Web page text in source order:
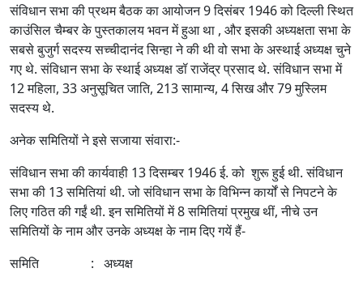
संविधान सभा की प्रथम बैठक का आयोजन 9 दिसंबर 1946 को दिल्ली स्थित
काउंसिल चैम्बर के पुस्तकालय भवन में हुआ था , और इसकी अध्यक्षता सभा के
सबसे बुजुर्ग सदस्य सच्चीदानंद सिन्हा ने की थी वो सभा के अस्थाई अध्यक्ष चुने
गए थे. संविधान सभा के स्थाई अध्यक्ष डॉ राजेंद्र प्रसाद थे. संविधान सभा में
12 महिला, 33 अनुसूचित जाति, 213 सामान्य, 4 सिख और 79 मुस्लिम
सदस्य थे.
अनेक समितियों ने इसे सजाया संवारा:-
संविधान सभा की कार्यवाही 13 दिसम्बर 1946 ई. को शुरू हुई थी. संविधान
सभा की 13 समितियां थी. जो संविधान सभा के विभिन्न कार्यों से निपटने के
लिए गठित की गईं थी. इन समितियों में 8 समितियां प्रमुख थीं, नीचे उन
समितियों के नाम और उनके अध्यक्ष के नाम दिए गयें हैं-
समिति : अध्यक्ष